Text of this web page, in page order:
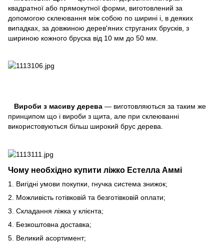
квадратної або прямокутної форми, виготовлений за
допомогою склеювання між собою по ширині і, в деяких
випадках, за довжиною дерев'яних струганих брусків, з
шириною кожного бруска від 10 мм до 50 мм.
Вироби з масиву дерева — виготовляються за таким же
принципом що і вироби з щита, але при склеюванні
використовуються більш широкий брус дерева.
Чому необхідно купити ліжко Естелла Аммі
1. Вигідні умови покупки, гнучка система знижок;
2. Можливість готівковій та безготівковій оплати;
3. Складання ліжка у клієнта;
4. Безкоштовна доставка;
5. Великий асортимент;